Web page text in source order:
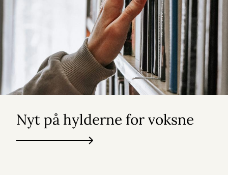
Nyt på hylderne for voksne